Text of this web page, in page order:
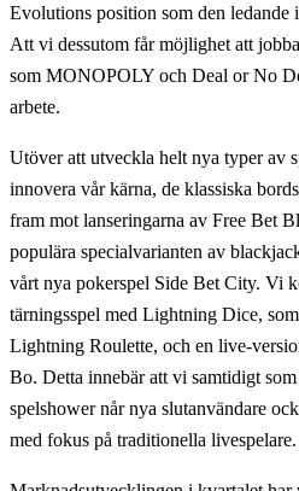
Evolutions position som den ledande
Att vi dessutom får möjlighet att
som MONOPOLY och Deal or No
arbete.
Utöver att utveckla helt nya typer av
innovera vår kärna, de klassiska
fram mot lanseringarna av Free Bet
populära specialvarianten av
vårt nya pokerspel Side Bet City. Vi
tärningsspel med Lightning Dice,
Lightning Roulette, och en live-
Bo. Detta innebär att vi samtidigt
spelshower når nya slutanvändare
med fokus på traditionella livespelare.